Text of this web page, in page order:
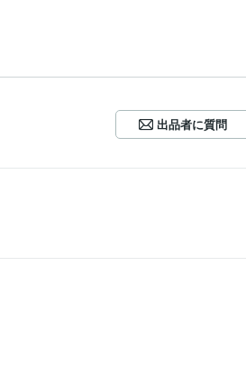
出品者に質問